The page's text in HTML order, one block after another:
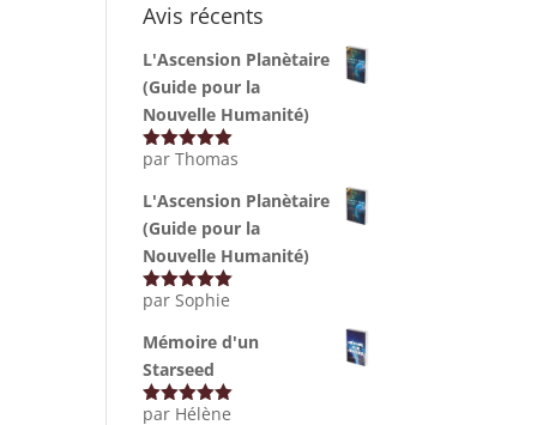
Avis récents
L'Ascension Planètaire
(Guide pour la
Nouvelle Humanité)
Note 5sur
par Thomas
L'Ascension Planètaire
(Guide pour la
Nouvelle Humanité)
Note5sur
par Sophie
Mémoire d'un
Starseed
Note5sur
par Hélène